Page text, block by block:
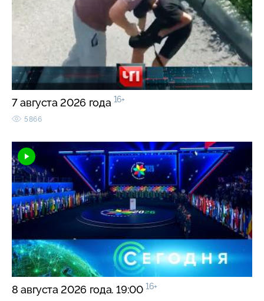
7 августа 2026 года 16+
5866
8 августа 2026 года. 19:00 16+